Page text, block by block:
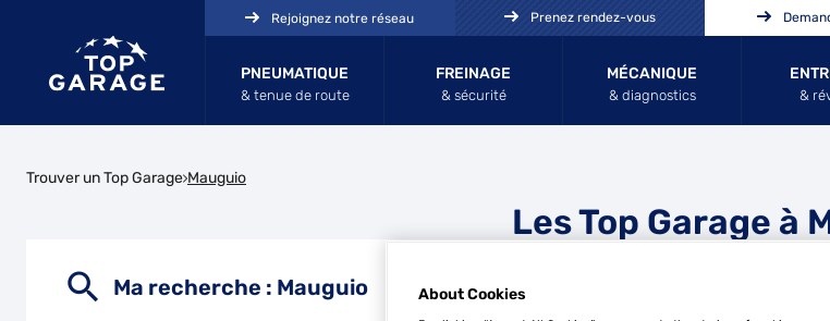
PNEUMATIQUE
& tenue de route
FREINAGE
& sécurité
MÉCANIQUE
& diagnostics &
Rejoignez notre réseau Prenez rendez-vous
Trouver un Top Garage Mauguio
Les Top Garage à
Ma recherche : Mauguio About Cookies